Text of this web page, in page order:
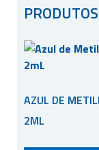
AZUL DE
2ML